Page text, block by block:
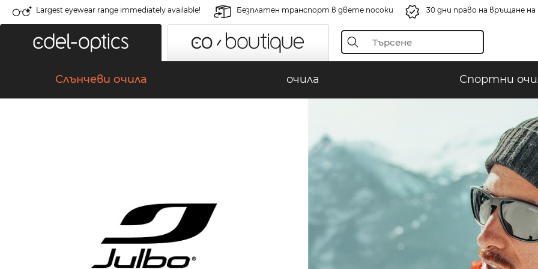
Largest eyewear range immediately available! Безплатен транспорт в двете посоки 30 дни право на връщане
Слънчеви очила очила Спортни